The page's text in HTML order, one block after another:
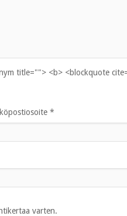
title=""> <b> <blockquote
*
varten.